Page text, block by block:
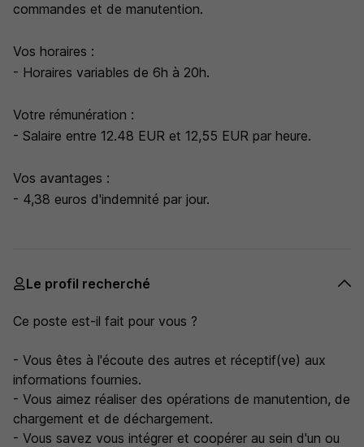
commandes et de manutention.
Vos horaires :
- Horaires variables de 6h à 20h.
Votre rémunération :
- Salaire entre 12.48 EUR et 12,55 EUR par heure.
Vos avantages :
- 4,38 euros d'indemnité par jour.
Le profil recherché
Ce poste est-il fait pour vous ?
- Vous êtes à l'écoute des autres et réceptif(ve) aux
informations fournies.
- Vous aimez réaliser des opérations de manutention, de
chargement et de déchargement.
- Vous savez vous intégrer et coopérer au sein d'un ou